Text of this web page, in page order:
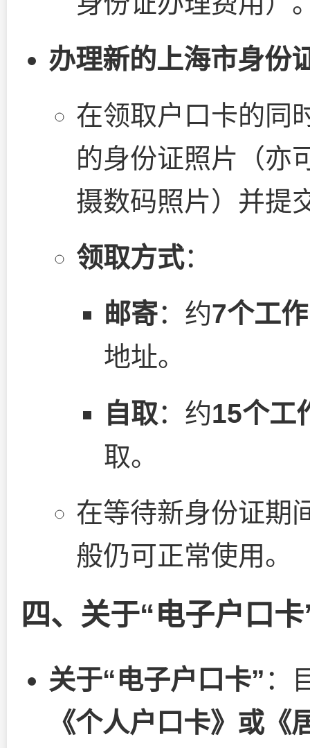
办理新的上海市身份
在领取户口卡的同
的身份证照片（亦
摄数码照片）并提
领取方式：
邮寄：约7个工
地址。
自取：约15个工
取。
在等待新身份证期
般仍可正常使用。
四、关于“电子户口
关于“电子户口卡” ：
《个人户口卡》或《